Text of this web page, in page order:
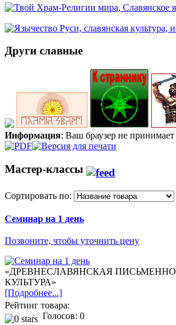
Други славные
Информация: Ваш браузер не
Мастер-классы
Сортировать по:
Семинар на 1 день
Позвоните, чтобы уточнить цену
«ДРЕВНЕСЛАВЯНСКАЯ
КУЛЬТУРА»
[Подробнее...]
Рейтинг товара:
Голосов: 0